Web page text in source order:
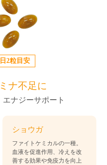
2粒目安
ナ不足に
ナジーサポート
ショウガ
ファイトケミカルの一種。
血液を促進作用、冷えを改
善する効果や免疫力を向上